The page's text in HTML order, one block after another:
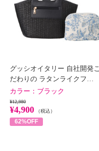
グッシオイタリー 自社開発こ
だわりの ラタンライクフ…
カラー： ブラック
¥12,980
¥4,900 （税込）
62%OFF